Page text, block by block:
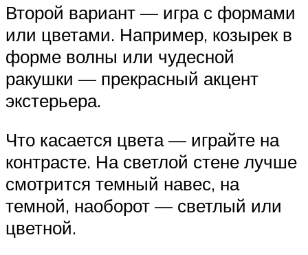
Второй вариант — игра с формами
или цветами. Например, козырек в
форме волны или чудесной
ракушки — прекрасный акцент
экстерьера.
Что касается цвета — играйте на
контрасте. На светлой стене лучше
смотрится темный навес, на
темной, наоборот — светлый или
цветной.